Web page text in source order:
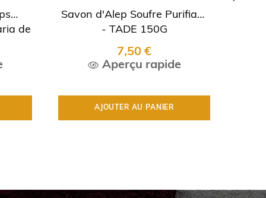
de
Savon d'Alep Soufre Purifiant
- TADE 150G
7,50 €
Aperçu rapide
AJOUTER AU PANIER